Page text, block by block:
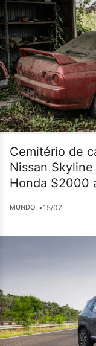
Cemitério de
Nissan
Honda S2000
MUNDO •15/07